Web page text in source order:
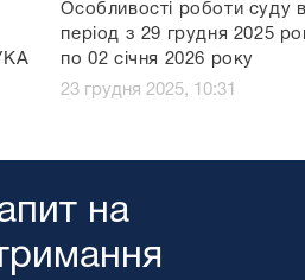
Особливості роботи суду в
період з 29 грудня 2025
по 02 січня 2026 року
23 грудня 2025, 10:31
на